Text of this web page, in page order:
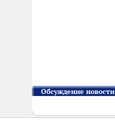
Обсуждение новости